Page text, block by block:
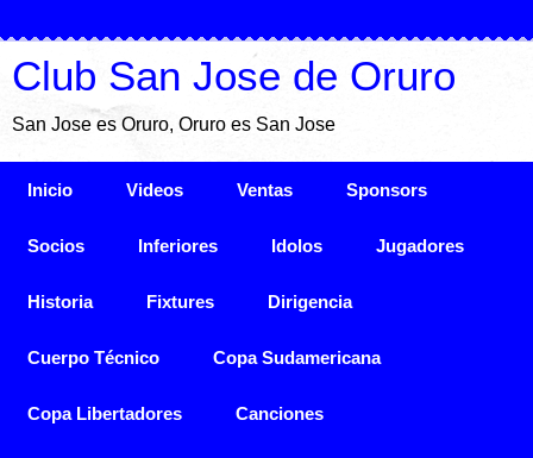
Club San Jose de Oruro
San Jose es Oruro, Oruro es San Jose
Inicio Videos Ventas Sponsors
Socios Inferiores Idolos Jugadores
Historia Fixtures Dirigencia
Cuerpo Técnico Copa Sudamericana
Copa Libertadores Canciones